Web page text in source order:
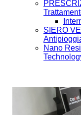
SIERO
Nano